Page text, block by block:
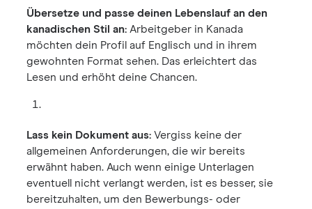
Übersetze und passe deinen Lebenslauf an den
kanadischen Stil an: Arbeitgeber in Kanada
möchten dein Profil auf Englisch und in ihrem
gewohnten Format sehen. Das erleichtert das
Lesen und erhöht deine Chancen.
Lass kein Dokument aus: Vergiss keine der
allgemeinen Anforderungen, die wir bereits
erwähnt haben. Auch wenn einige Unterlagen
eventuell nicht verlangt werden, ist es besser, sie
bereitzuhalten, um den Bewerbungs- oder